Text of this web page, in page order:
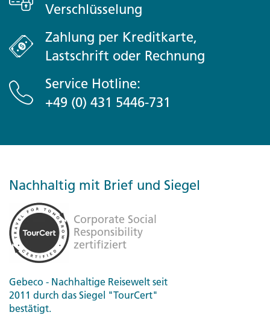
Verschlüsselung
Zahlung per Kreditkarte,
Lastschrift oder Rechnung
Service Hotline:
+49 (0) 431 5446-731
Nachhaltig mit Brief und Siegel
Gebeco - Nachhaltige Reisewelt seit
2011 durch das Siegel "TourCert"
bestätigt.